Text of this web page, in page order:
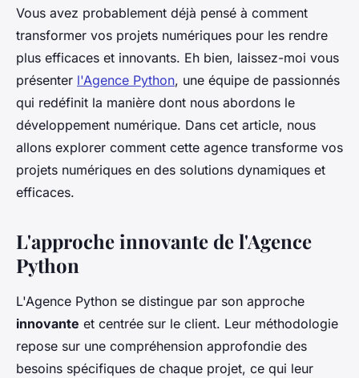
Découvrez comment l'agence
python transforme vos projets
numériques
Louis•5 février 2025•5 min de lecture
Vous avez probablement déjà pensé à comment
transformer vos projets numériques pour les rendre
plus efficaces et innovants. Eh bien, laissez-moi vous
présenter l'Agence Python, une équipe de passionnés
qui redéfinit la manière dont nous abordons le
développement numérique. Dans cet article, nous
allons explorer comment cette agence transforme vos
projets numériques en des solutions dynamiques et
efficaces.
L'approche innovante de l'Agence
Python
L'Agence Python se distingue par son approche
innovante et centrée sur le client. Leur méthodologie
repose sur une compréhension approfondie des
besoins spécifiques de chaque projet, ce qui leur